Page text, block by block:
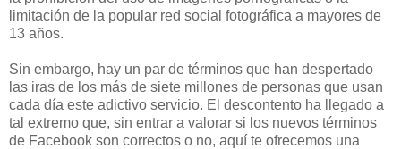
limitación de la popular red social fotográfica a mayores de
13 años.
Sin embargo, hay un par de términos que han despertado
las iras de los más de siete millones de personas que usan
cada día este adictivo servicio. El descontento ha llegado a
tal extremo que, sin entrar a valorar si los nuevos términos
de Facebook son correctos o no, aquí te ofrecemos una